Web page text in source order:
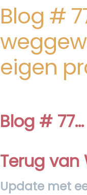
Blog #
eigen
Blog # 77…
Terug van
Update met